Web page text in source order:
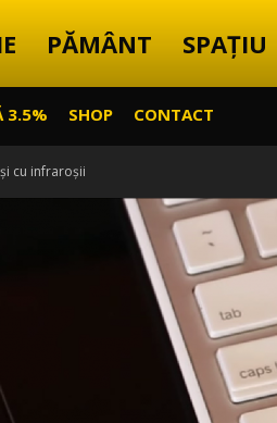
PĂMÂNT SPAȚIU
3.5% SHOP CONTACT
cu infraroșii